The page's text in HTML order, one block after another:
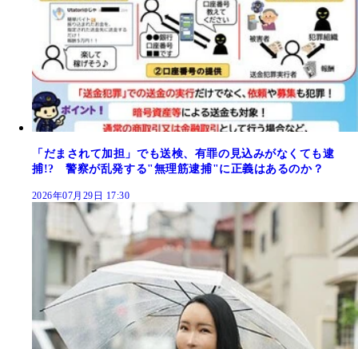
「だまされて加担」でも送検、有罪の見込みがなくても逮
捕!? 警察が乱発する"無理筋逮捕"に正義はあるのか？
2026年07月29日 17:30